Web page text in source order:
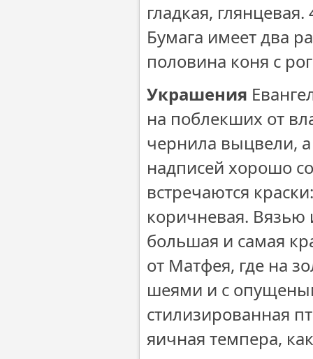
гладкая,
Бумага имеет два
половина коня с
Украшения
на поблекших от
чернила выцвели,
надписей хорошо
встречаются
коричневая. Вязью
большая и самая
от Матфея, где на
шеями и с
стилизированная
яичная темпера,